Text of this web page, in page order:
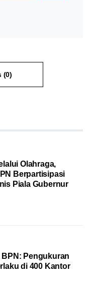
(0)
Olahraga,
Berpartisipasi
Piala Gubernur
BPN: Pengukuran
di 400 Kantor